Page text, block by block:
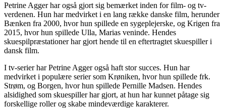
Petrine Agger har også gjort sig bemærket inden for film- og tv-
verdenen. Hun har medvirket i en lang række danske film, herunder
Bænken fra 2000, hvor hun spillede en sygeplejerske, og Krigen fra
2015, hvor hun spillede Ulla, Marias veninde. Hendes
skuespilpræstationer har gjort hende til en eftertragtet skuespiller i
dansk film.
I tv-serier har Petrine Agger også haft stor succes. Hun har
medvirket i populære serier som Krøniken, hvor hun spillede frk.
Strøm, og Borgen, hvor hun spillede Pernille Madsen. Hendes
alsidighed som skuespiller har gjort, at hun har kunnet påtage sig
forskellige roller og skabe mindeværdige karakterer.